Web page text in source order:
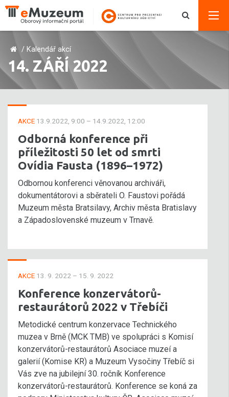
/ Kalendář akcí
14. ZÁŘÍ 2022
AKCE 13.9.2022, 9:00 – 14.9.2022, 12:00
Odborná konference při
příležitosti 50 let od smrti
Ovídia Fausta (1896–1972)
Odbornou konferenci věnovanou archiváři,
dokumentátorovi a sběrateli O. Faustovi pořádá
Muzeum města Bratsilavy, Archiv města Bratislavy
a Západoslovenské muzeum v Trnavě.
AKCE 13. 9. 2022 – 15. 9. 2022
Konference konzervátorů-
restaurátorů 2022 v Třebíči
Metodické centrum konzervace Technického
muzea v Brně (MCK TMB) ve spolupráci s Komisí
konzervátorů-restaurátorů Asociace muzeí a
galerií (Komise KR) a Muzeum Vysočiny Třebíč si
Vás zve na jubilejní 30. ročník Konference
konzervátorů-restaurátorů. Konference se koná za